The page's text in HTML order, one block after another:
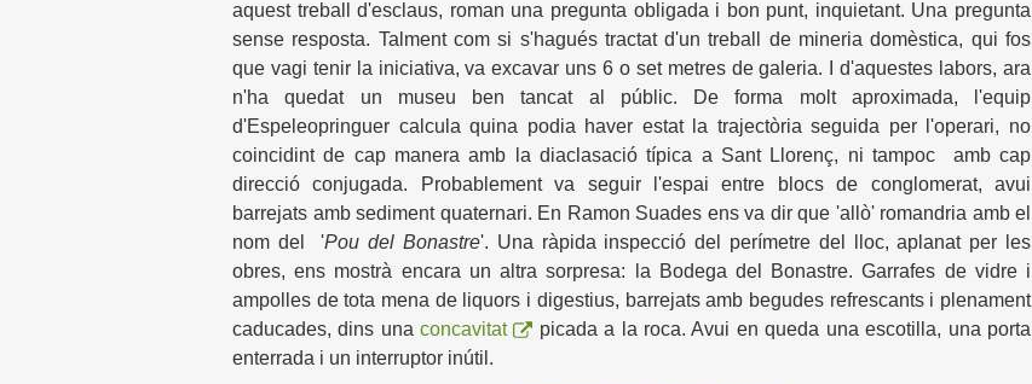
aquest treball d'esclaus, roman una pregunta obligada i bon punt, inquietant. Una pregunta
sense resposta. Talment com si s'hagués tractat d'un treball de mineria domèstica, qui fos
que vagi tenir la iniciativa, va excavar uns 6 o set metres de galeria. I d'aquestes labors, ara
n'ha quedat un museu ben tancat al públic. De forma molt aproximada, l'equip
d'Espeleopringuer calcula quina podia haver estat la trajectòria seguida per l'operari, no
coincidint de cap manera amb la diaclasació típica a Sant Llorenç, ni tampoc amb cap
direcció conjugada. Probablement va seguir l'espai entre blocs de conglomerat, avui
barrejats amb sediment quaternari. En Ramon Suades ens va dir que 'allò' romandria amb el
nom del 'Pou del Bonastre'. Una ràpida inspecció del perímetre del lloc, aplanat per les
obres, ens mostrà encara un altra sorpresa: la Bodega del Bonastre. Garrafes de vidre i
ampolles de tota mena de liquors i digestius, barrejats amb begudes refrescants i plenament
caducades, dins unaconcavitat picada a la roca.Avui en queda una escotilla, una porta
enterrada i un interruptor inútil.